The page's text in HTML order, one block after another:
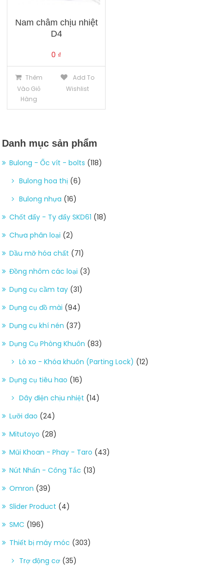
Nam châm chịu nhiệt
D4
0 ₫
Thêm
Vào Giỏ
Hàng
Add To
Wishlist
Danh mục sản phẩm
Bulong - Ốc vít - bolts (118)
Bulong hoa thị (6)
Bulong nhựa (16)
Chốt đẩy - Ty đẩy SKD61 (18)
Chưa phân loại (2)
Dầu mỡ hóa chất (71)
Đồng nhôm các loại (3)
Dụng cụ cầm tay (31)
Dụng cụ đồ mài (94)
Dụng cụ khí nén (37)
Dụng Cụ Phòng Khuôn (83)
Lò xo - Khóa khuôn (Parting Lock) (12)
Dụng cụ tiêu hao (16)
Dây điện chịu nhiệt (14)
Lưỡi dao (24)
Mitutoyo (28)
Mũi Khoan - Phay - Taro (43)
Nút Nhấn - Công Tắc (13)
Omron (39)
Slider Product (4)
SMC (196)
Thiết bị máy móc (303)
Trợ động cơ (35)